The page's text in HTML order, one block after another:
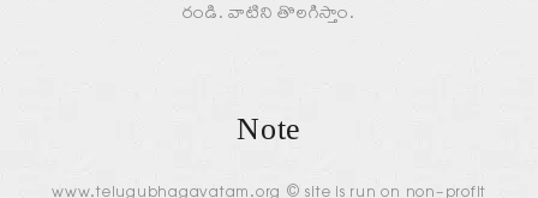
రండి. వాటిని తొలగిస్తాం.
Note